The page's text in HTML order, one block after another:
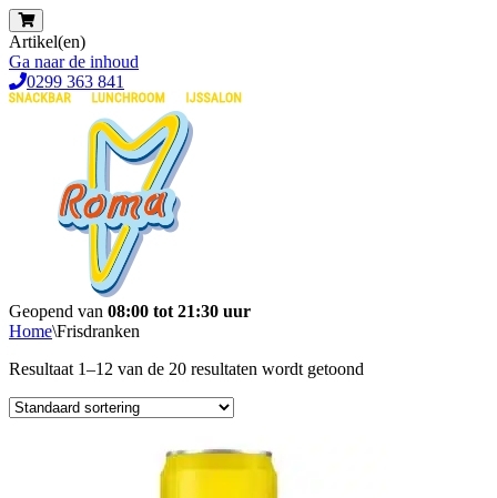
Artikel(en)
Ga naar de inhoud
0299 363 841
Geopend van 08:00 tot 21:30 uur
Home\Frisdranken
Resultaat 1–12 van de 20 resultaten wordt getoond